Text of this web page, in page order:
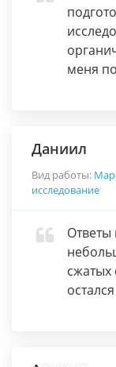
меня
Даниил
Вид работы:
исследование
Ответы